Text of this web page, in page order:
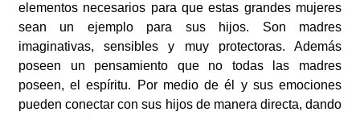
elementos necesarios para que estas grandes mujeres
sean un ejemplo para sus hijos. Son madres
imaginativas, sensibles y muy protectoras. Además
poseen un pensamiento que no todas las madres
poseen, el espíritu. Por medio de él y sus emociones
pueden conectar con sus hijos de manera directa, dando